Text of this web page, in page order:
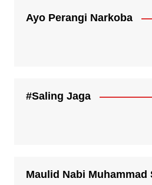
Ayo Perangi Narkoba
#Saling Jaga
Maulid Nabi Muhammad